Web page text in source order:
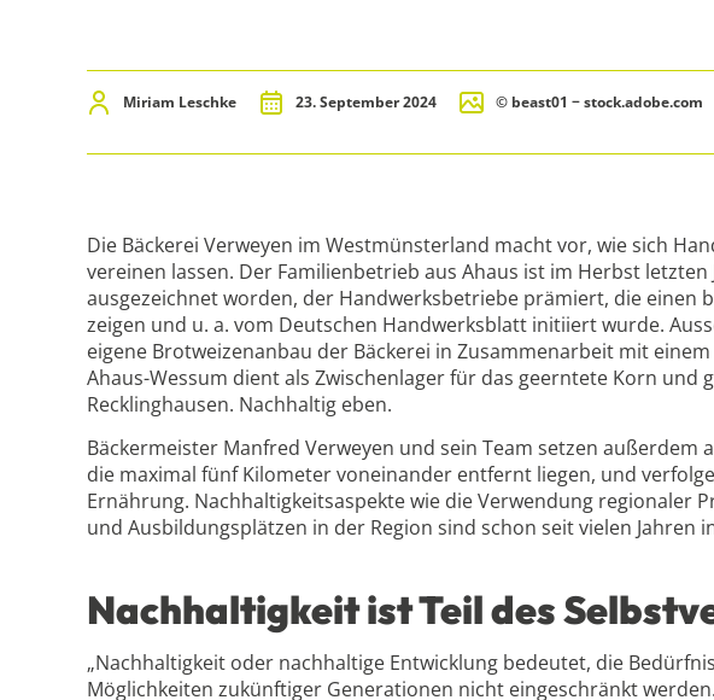
Miriam Leschke 23. September 2024 © ­­­beast01 − stock.adobe.com
Die Bäckerei Verweyen im Westmünsterland macht vor, wie sich
vereinen lassen. Der Familienbetrieb aus Ahaus ist im Herbst
ausgezeichnet worden, der Handwerksbetriebe prämiert, die einen
zeigen und u. a. vom Deutschen Handwerksblatt initiiert wurde.
eigene Brotweizenanbau der Bäckerei in Zusammenarbeit mit
Ahaus-Wessum dient als Zwischenlager für das geerntete Korn und
Recklinghausen. Nachhaltig eben.
Bäckermeister Manfred Verweyen und sein Team setzen außerdem
die maximal fünf Kilometer voneinander entfernt liegen, und
Ernährung. Nachhaltigkeitsaspekte wie die Verwendung regionaler
und Ausbildungsplätzen in der Region sind schon seit vielen
Nachhaltigkeit ist Teil des
„Nachhaltigkeit oder nachhaltige Entwicklung bedeutet, die
Möglichkeiten zukünftiger Generationen nicht eingeschränkt